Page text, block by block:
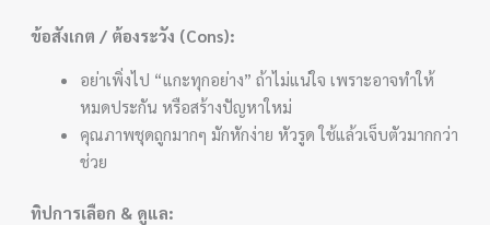
ข้อสังเกต / ต้องระวัง (Cons):
อย่าเพิ่งไป “แกะทุกอย่าง” ถ้าไม่แน่ใจ เพราะอาจทำให้
หมดประกัน หรือสร้างปัญหาใหม่
คุณภาพชุดถูกมากๆ มักหักง่าย หัวรูด ใช้แล้วเจ็บตัวมากกว่า
ช่วย
ทิปการเลือก & ดูแล: